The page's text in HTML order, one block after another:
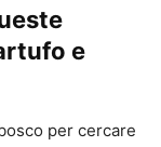
e
per cercare